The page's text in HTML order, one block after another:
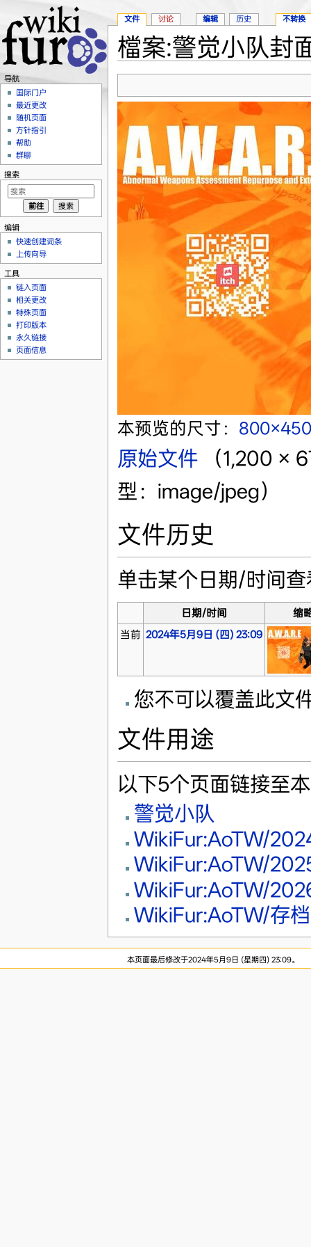
檔案:警觉小队封
本预览的尺寸：
原始文件‎
（1,200 ×
型：image/jpeg）
文件历史
单击某个日期/时间
日期/时间
缩
当前 2024年5月9日 (四) 23:09
您不可以覆盖此文
文件用途
以下5个页面链接至
警觉小队
WikiFur:AoTW/
WikiFur:AoTW/
WikiFur:AoTW/
WikiFur:AoTW/存档
文件 讨论 编辑 历史 不转换
导航
国际门户
最近更改
随机页面
方针指引
帮助
群聊
搜索
编辑
快速创建词条
上传向导
工具
链入页面
相关更改
特殊页面
打印版本
永久链接
页面信息
本页面最后修改于2024年5月9日 (星期四) 23:09。